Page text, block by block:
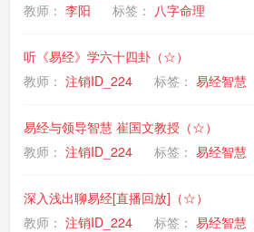
教师： 李阳 标签： 八字命理
听《易经》学六十四卦（☆）
教师： 注销ID_224 标签： 易经智慧
易经与领导智慧 崔国文教授（☆）
教师： 注销ID_224 标签： 易经智慧
深入浅出聊易经[直播回放]（☆）
教师： 注销ID_224 标签： 易经智慧